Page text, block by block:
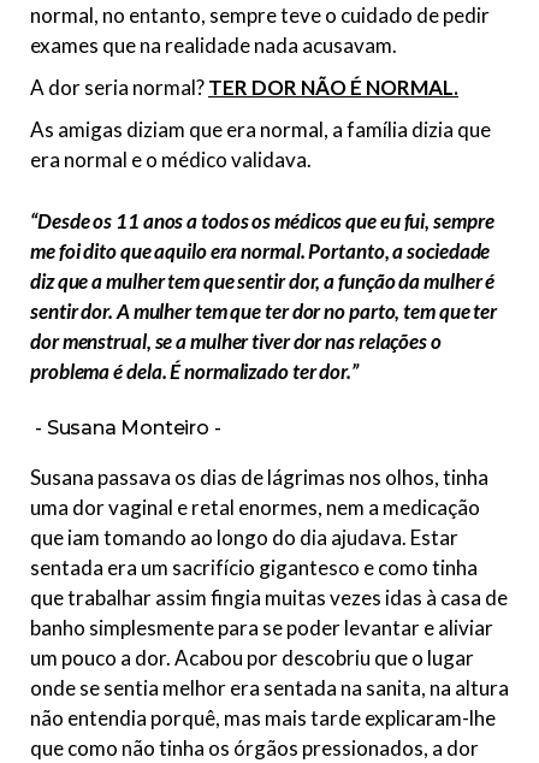
normal, no entanto, sempre teve o cuidado de pedir
exames que na realidade nada acusavam.
A dor seria normal?TER DOR NÃO É NORMAL.
As amigas diziam que era normal, a família dizia que
era normal e o médico validava.
“Desde os 11 anos a todos os médicos que eu fui, sempre
me foi dito que aquilo era normal. Portanto, a sociedade
diz que a mulher tem que sentir dor, a função da mulher é
sentir dor. A mulher tem que ter dor no parto, tem que ter
dor menstrual, se a mulher tiver dor nas relações o
problema é dela. É normalizado ter dor.”
Susana Monteiro
Susana passava os dias de lágrimas nos olhos, tinha
uma dor vaginal e retal enormes, nem a medicação
que iam tomando ao longo do dia ajudava. Estar
sentada era um sacrifício gigantesco e como tinha
que trabalhar assim fingia muitas vezes idas à casa de
banho simplesmente para se poder levantar e aliviar
um pouco a dor. Acabou por descobriu que o lugar
onde se sentia melhor era sentada na sanita, na altura
não entendia porquê, mas mais tarde explicaram-lhe
que como não tinha os órgãos pressionados, a dor